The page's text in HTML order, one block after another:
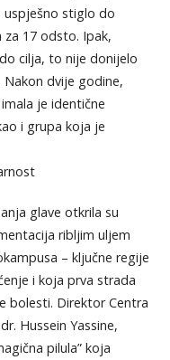
uspješno stiglo do
za 17 odsto. Ipak,
cilja, to nije donijelo
dvije godine,
je identične
i grupa koja je
glave otkrila su
ribljim uljem
– ključne regije
i koja prva strada
bolesti. Direktor Centra
Hussein Yassine,
pilula” koja